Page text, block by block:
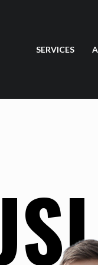
SERVICES